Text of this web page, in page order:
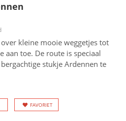
kleine mooie weggetjes tot
aan toe. De route is speciaal
stukje Ardennen te
FAVORIET